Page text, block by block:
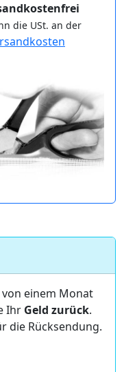
die USt. an der
einem Monat
Ihr Geld zurück.
die Rücksendung.